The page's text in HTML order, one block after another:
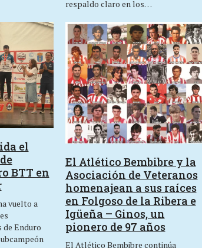
respaldo claro en los…
el
BTT en
vuelto a
de Enduro
El Atlético Bembibre y la
Asociación de Veteranos
homenajean a sus raíces
en Folgoso de la Ribera e
Igüeña – Ginos, un
pionero de 97 años
El Atlético Bembibre continúa